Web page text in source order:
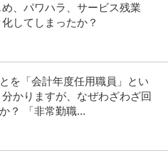
、パワハラ、サービス残業
してしまったか？
を「会計年度任用職員」とい
かりますが、なぜわざわざ回
？ 「非常勤職...